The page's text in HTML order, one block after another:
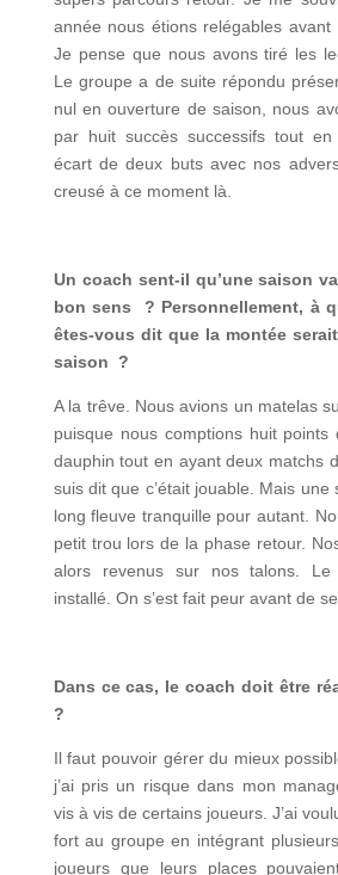
année nous étions relégables avant
Je pense que nous avons tiré les
Le groupe a de suite répondu
nul en ouverture de saison, nous
par huit succès successifs tout
écart de deux buts avec nos
creusé à ce moment là.
Un coach sent-il qu’une saison
bon sens ? Personnellement, à
êtes-vous dit que la montée
saison ?
A la trêve. Nous avions un matelas
puisque nous comptions huit points
dauphin tout en ayant deux matchs
suis dit que c’était jouable. Mais une
long fleuve tranquille pour autant.
petit trou lors de la phase retour.
alors revenus sur nos talons. Le
installé. On s’est fait peur avant de
Dans ce cas, le coach doit être
?
Il faut pouvoir gérer du mieux
j’ai pris un risque dans mon
vis à vis de certains joueurs. J’ai
fort au groupe en intégrant
joueurs que leurs places